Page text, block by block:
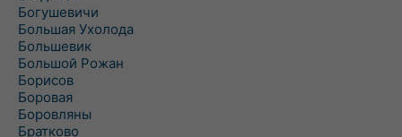
Богушевичи
Большая Ухолода
Большевик
Большой Рожан
Борисов
Боровая
Боровляны
Братково